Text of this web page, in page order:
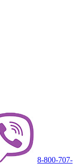
8-800-707-